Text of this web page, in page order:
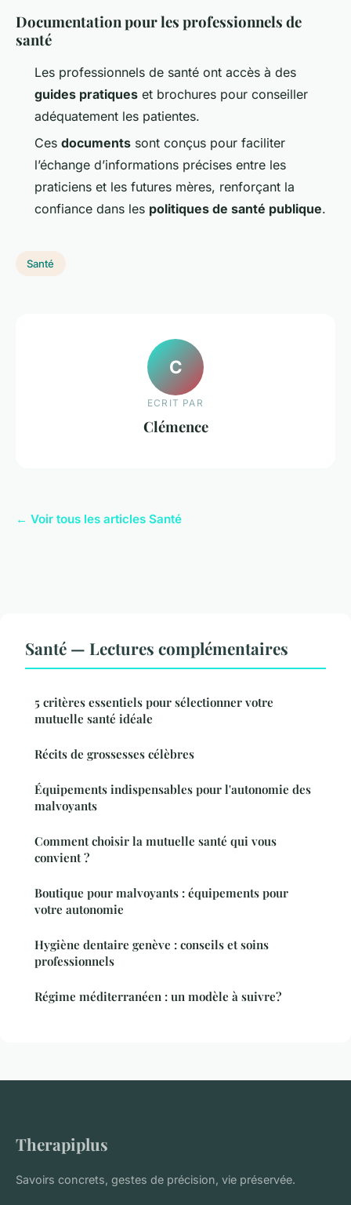
Documentation pour les professionnels de
santé
Les professionnels de santé ont accès à des
guides pratiques et brochures pour conseiller
adéquatement les patientes.
Ces documents sont conçus pour faciliter
l’échange d’informations précises entre les
praticiens et les futures mères, renforçant la
confiance dans les politiques de santé publique.
Santé
C
ECRIT PAR
Clémence
← Voir tous les articles Santé
Santé — Lectures complémentaires
5 critères essentiels pour sélectionner votre
mutuelle santé idéale
Récits de grossesses célèbres
Équipements indispensables pour l'autonomie des
malvoyants
Comment choisir la mutuelle santé qui vous
convient ?
Boutique pour malvoyants : équipements pour
votre autonomie
Hygiène dentaire genève : conseils et soins
professionnels
Régime méditerranéen : un modèle à suivre?
Therapiplus
Savoirs concrets, gestes de précision, vie préservée.